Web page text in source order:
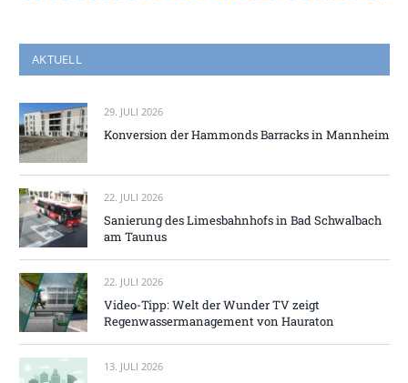
AKTUELL
29. JULI 2026
Konversion der Hammonds Barracks in Mannheim
22. JULI 2026
Sanierung des Limesbahnhofs in Bad Schwalbach
am Taunus
22. JULI 2026
Video-Tipp: Welt der Wunder TV zeigt
Regenwassermanagement von Hauraton
13. JULI 2026